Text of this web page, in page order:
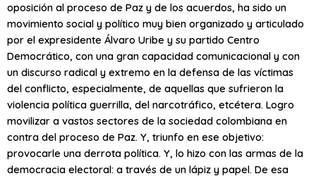
oposición al proceso de Paz y de los acuerdos, ha sido un
movimiento social y político muy bien organizado y articulado
por el expresidente Álvaro Uribe y su partido Centro
Democrático, con una gran capacidad comunicacional y con
un discurso radical y extremo en la defensa de las víctimas
del conflicto, especialmente, de aquellas que sufrieron la
violencia política guerrilla, del narcotráfico, etcétera. Logro
movilizar a vastos sectores de la sociedad colombiana en
contra del proceso de Paz. Y, triunfo en ese objetivo:
provocarle una derrota política. Y, lo hizo con las armas de la
democracia electoral: a través de un lápiz y papel. De esa